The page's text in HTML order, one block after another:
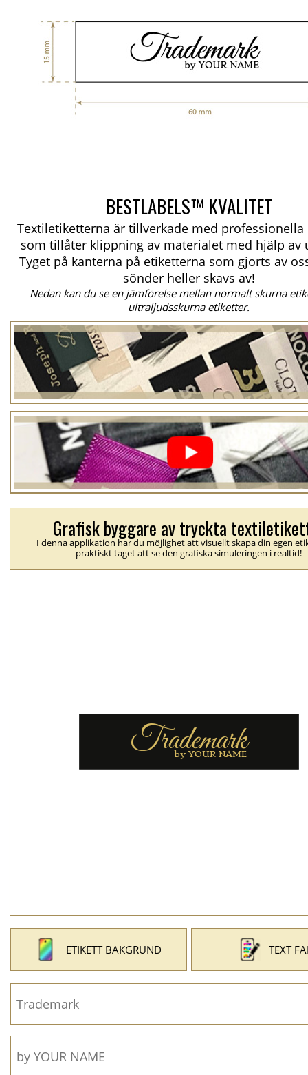
BESTLABELS™ KVALITET
Textiletiketterna är tillverkade med professionella
som tillåter klippning av materialet med hjälp av
Tyget på kanterna på etiketterna som gjorts av
sönder heller skavs av!
Nedan kan du se en jämförelse mellan normalt skurna
ultraljudsskurna etiketter.
Grafisk byggare av tryckta
I denna applikation har du möjlighet att visuellt skapa din egen
praktiskt taget att se den grafiska simuleringen i realtid!
ETIKETT BAKGRUND TEXT